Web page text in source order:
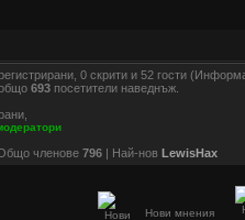
0 скрити и 52 гости
693 посетители наведнъж.
членове 796 | Най-нов LewisHax
Нови мнения